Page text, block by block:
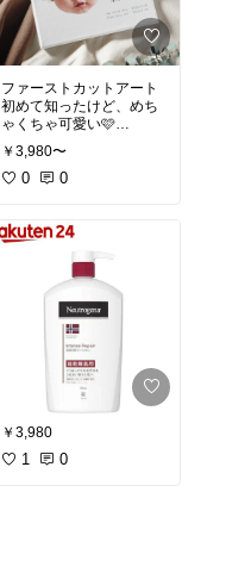
ファーストカットアート
初めて知ったけど、めち
ゃくちゃ可愛い🩷
真もいいね👍
￥3,980〜
0 0
￥3,980
1 0